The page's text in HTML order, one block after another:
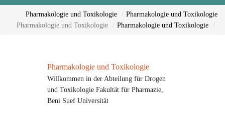
Pharmakologie und Toxikologie
Pharmakologie und Toxikologie
Pharmakologie und Toxikologie
Pharmakologie und Toxikologie
Pharmakologie und Toxikologie
Willkommen in der Abteilung für Drogen
und Toxikologie Fakultät für Pharmazie,
Beni Suef Universität